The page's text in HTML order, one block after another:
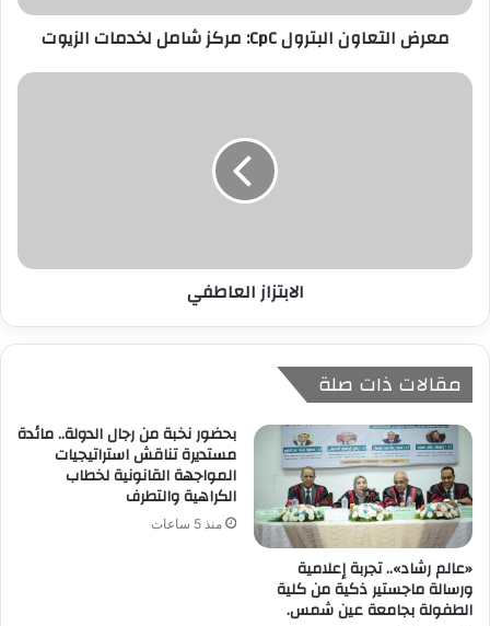
ر
ي
معرض التعاون البترول CpC: مركز شامل لخدمات الزيوت
الابتزاز العاطفي
مقالات ذات صلة
«عالم رشاد».. تجربة إعلامية
ورسالة ماجستير ذكية من كلية
الطفولة بجامعة عين شمس.
بحضور نخبة من رجال الدولة.. مائدة
مستديرة تناقش استراتيجيات
المواجهة القانونية لخطاب
الكراهية والتطرف
منذ 5 ساعات